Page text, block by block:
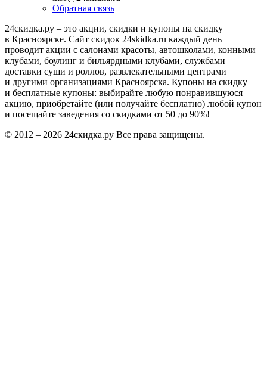
Обратная связь
24скидка.ру – это акции, скидки и купоны на скидку
в Красноярске. Сайт скидок 24skidka.ru каждый день
проводит акции с салонами красоты, автошколами, конными
клубами, боулинг и бильярдными клубами, службами
доставки суши и роллов, развлекательными центрами
и другими организациями Красноярска. Купоны на скидку
и бесплатные купоны: выбирайте любую понравившуюся
акцию, приобретайте (или получайте бесплатно) любой купон
и посещайте заведения со скидками от 50 до 90%!
© 2012 – 2026 24скидка.ру Все права защищены.